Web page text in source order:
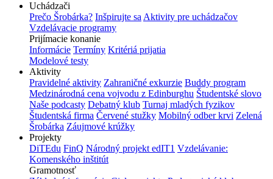
Uchádzači
Prečo Šrobárka? Inšpirujte sa Aktivity pre uchádzačov
Vzdelávacie programy
Prijímacie konanie
Informácie Termíny Kritériá prijatia
Modelové testy
Aktivity
Pravidelné aktivity Zahraničné exkurzie Buddy program
Medzinárodná cena vojvodu z Edinburghu Študentské slovo
Naše podcasty Debatný klub Turnaj mladých fyzikov
Študentská firma Červené stužky Mobilný odber krvi Zelená
Šrobárka Záujmové krúžky
Projekty
DiTEdu FinQ Národný projekt edIT1 Vzdelávanie:
Komenského inštitút
Gramotnosť